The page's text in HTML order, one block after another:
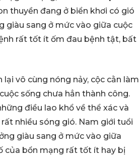
thuyền đang ở biển khơi có gió
giàu sang ở mức vào giữa cuộc
rất tốt ít ốm đau bệnh tật, bất
vô cùng nóng nảy, cộc cằn làm
sống chưa hẳn thành công.
điều lao khổ về thể xác và
nhiều sóng gió. Nam giới tuổi
giàu sang ở mức vào giữa
của bổn mạng rất tốt ít hay bị